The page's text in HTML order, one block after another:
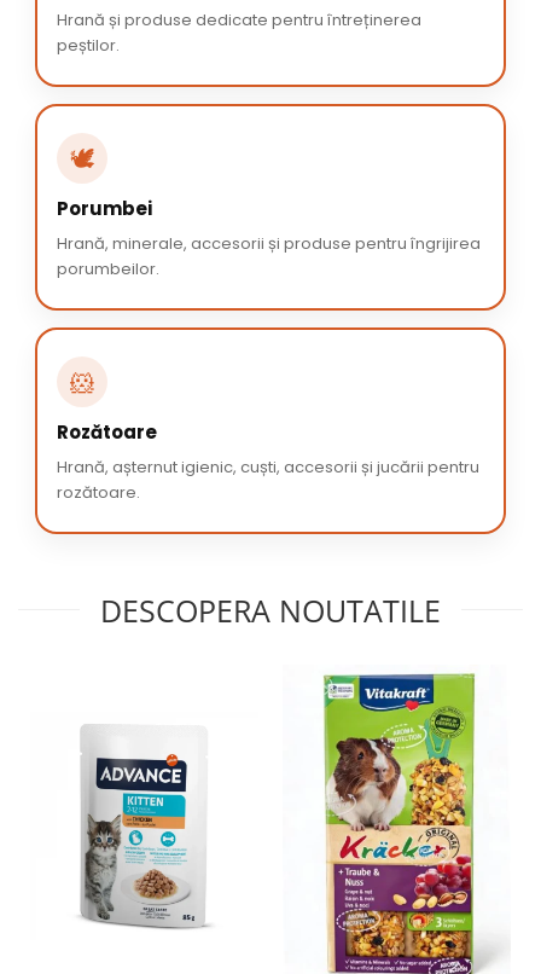
Hrană și produse dedicate pentru întreținerea
peștilor.
🕊️
Porumbei
Hrană, minerale, accesorii și produse pentru îngrijirea
porumbeilor.
🐹
Rozătoare
Hrană, așternut igienic, cuști, accesorii și jucării pentru
rozătoare.
DESCOPERA NOUTATILE